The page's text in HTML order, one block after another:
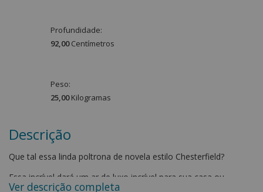
Profundidade:
92,00 Centímetros
Peso:
25,00 Kilogramas
Descrição
Que tal essa linda poltrona de novela estilo Chesterfield?
Essa incrível dará um ar de luxo incrível para sua casa ou
empresa, sendo ideal para consultórios e salas de espera. O
Ver descrição completa